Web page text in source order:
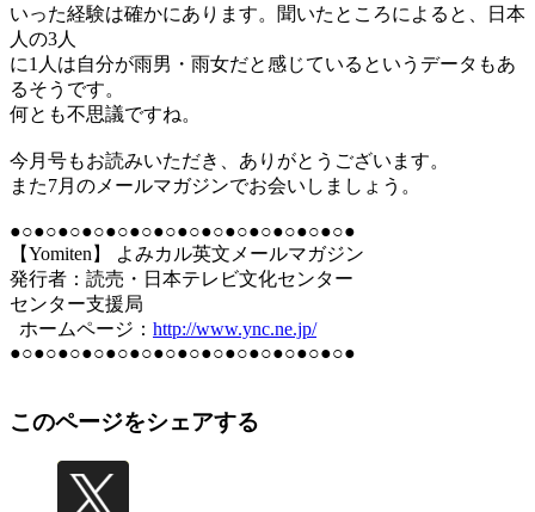
いった経験は確かにあります。聞いたところによると、日本
人の3人
に1人は自分が雨男・雨女だと感じているというデータもあ
るそうです。
何とも不思議ですね。
今月号もお読みいただき、ありがとうございます。
また7月のメールマガジンでお会いしましょう。
●○●○●○●○●○●○●○●○●○●○●○●○●○●○●
【Yomiten】 よみカル英文メールマガジン
発行者：読売・日本テレビ文化センター
センター支援局
ホームページ： http://www.ync.ne.jp/
●○●○●○●○●○●○●○●○●○●○●○●○●○●○●
このページをシェアする